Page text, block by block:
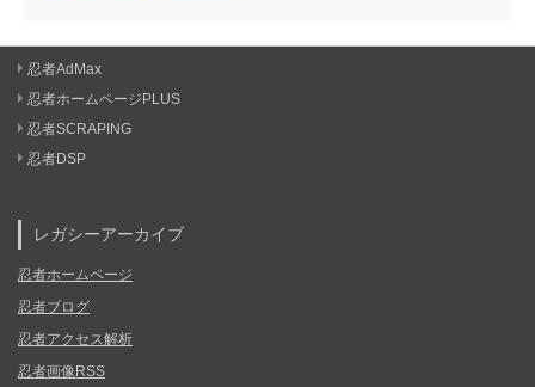
忍者AdMax
忍者ホームページPLUS
忍者SCRAPING
忍者DSP
レガシーアーカイブ
忍者ホームページ
忍者ブログ
忍者アクセス解析
忍者画像RSS